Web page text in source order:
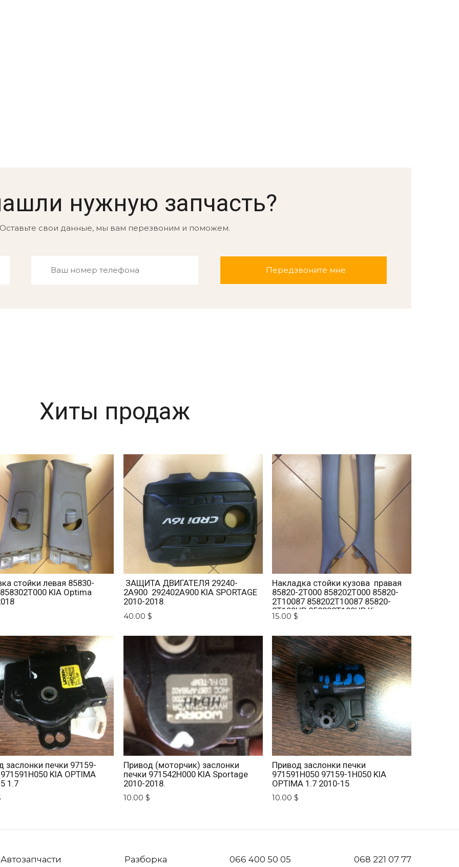
нужную запчасть?
Оставьте свои данные, мы вам перезвоним и поможем.
Хиты продаж
стойки левая 85830-
KIA Optima
ЗАЩИТА ДВИГАТЕЛЯ 29240-
2A900 292402A900 KIA SPORTAGE
2010-2018.
40.00 $
Накладка стойки кузова правая
85820-2T000 858202T000 85820-
2T10087 858202T10087 85820-
2T100UP 858202T100UP Kia
Optima 2010 -2015
15.00 $
заслонки печки 97159-
KIA OPTIMA
1.7
Привод (моторчик) заслонки
печки 971542H000 KIA Sportage
2010-2018.
10.00 $
Привод заслонки печки
971591H050 97159-1H050 KIA
OPTIMA 1.7 2010-15
10.00 $
Автозапчасти Разборка 066 400 50 05 068 221 07 77